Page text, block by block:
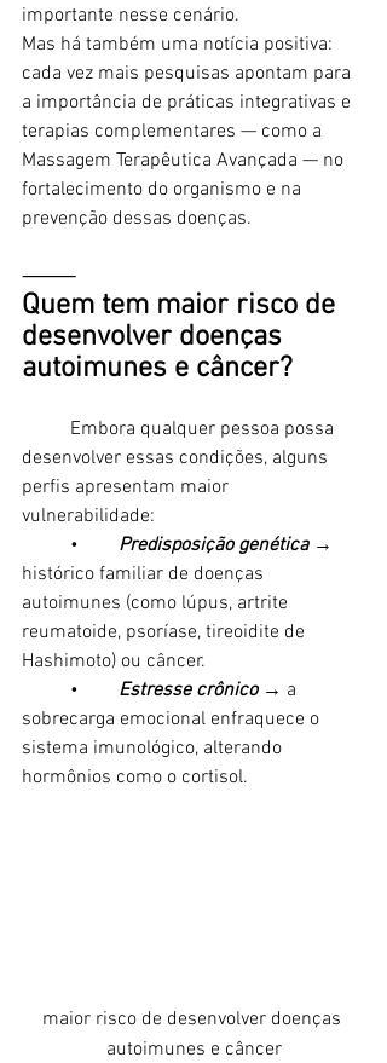
importante nesse cenário.
Mas há também uma notícia positiva:
cada vez mais pesquisas apontam para
a importância de práticas integrativas e
terapias complementares — como a
Massagem Terapêutica Avançada — no
fortalecimento do organismo e na
prevenção dessas doenças.
⸻
Quem tem maior risco de
desenvolver doenças
autoimunes e câncer?
desenvolver essas condições, alguns
perfis apresentam maior
vulnerabilidade:
Predisposição genética →
histórico familiar de doenças
autoimunes (como lúpus, artrite
reumatoide, psoríase, tireoidite de
Hashimoto) ou câncer.
Estresse crônico → a
sobrecarga emocional enfraquece o
sistema imunológico, alterando
hormônios como o cortisol.
maior risco de desenvolver doenças
autoimunes e câncer